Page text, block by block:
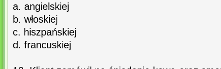
a. angielskiej
b. włoskiej
c. hiszpańskiej
d. francuskiej